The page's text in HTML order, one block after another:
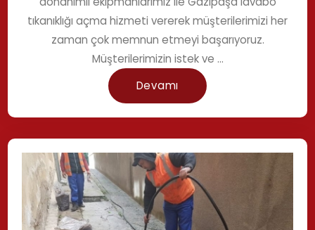
tıkanıklığı açma hizmeti vererek müşterilerimizi her
zaman çok memnun etmeyi başarıyoruz.
Müşterilerimizin istek ve ...
Devamı